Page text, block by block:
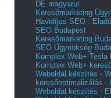
DE magyarul
Keresőmarketing
Havidíjas SEO :
SEO Budapest
Keresőmarketing
SEO Ügynökség
Komplex Web+ Tesla
Komplex Web+
Weboldal készítés -
keresőoptimalizálás -
Weboldal készítés -